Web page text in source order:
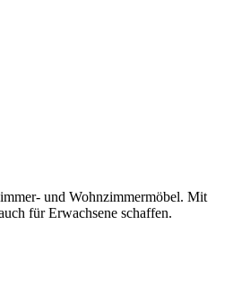
und Wohnzimmermöbel. Mit
für Erwachsene schaffen.